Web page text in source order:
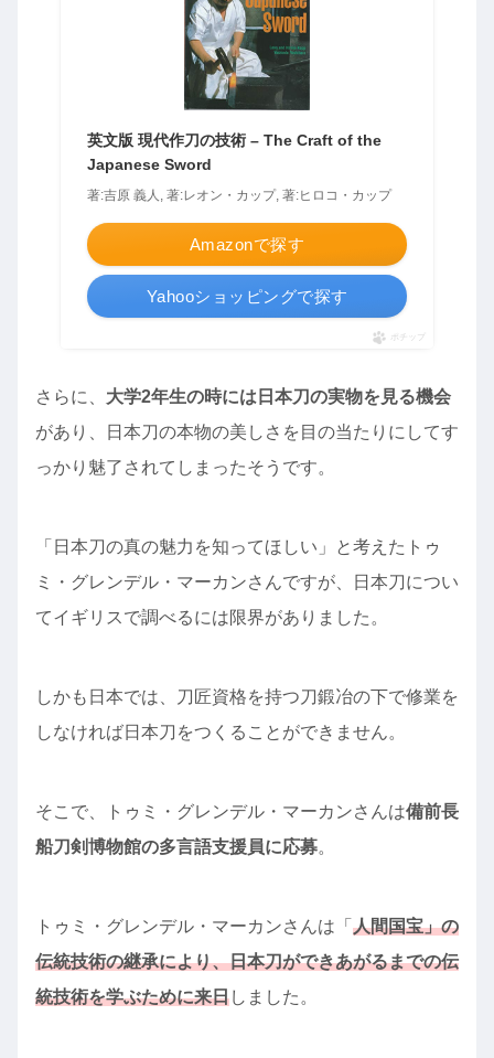
英文版 現代作刀の技術 – The Craft of the
Japanese Sword
著:吉原 義人, 著:レオン・カップ, 著:ヒロコ・カップ
Amazonで探す
Yahooショッピングで探す
ポチップ
さらに、 大学2年生の時には日本刀の実物を見る機会
があり、日本刀の本物の美しさを目の当たりにしてす
っかり魅了されてしまったそうです。
「日本刀の真の魅力を知ってほしい」と考えたトゥ
ミ・グレンデル・マーカンさんですが、日本刀につい
てイギリスで調べるには限界がありました。
しかも日本では、刀匠資格を持つ刀鍛冶の下で修業を
しなければ日本刀をつくることができません。
そこで、トゥミ・グレンデル・マーカンさんは備前長
船刀剣博物館の多言語支援員に応募。
トゥミ・グレンデル・マーカンさんは「 人間国宝」の
伝統技術の継承により、日本刀ができあがるまでの伝
統技術を学ぶために来日しました。